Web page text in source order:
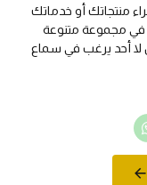
منتجاتك أو خدماتك
في مجموعة متنوعة
لا أحد يرغب في سماع